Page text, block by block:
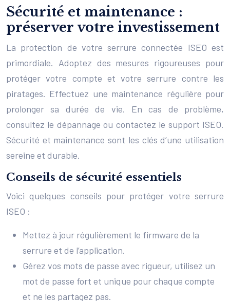
Sécurité et maintenance :
préserver votre investissement
La protection de votre serrure connectée ISEO est
primordiale. Adoptez des mesures rigoureuses pour
protéger votre compte et votre serrure contre les
piratages. Effectuez une maintenance régulière pour
prolonger sa durée de vie. En cas de problème,
consultez le dépannage ou contactez le support ISEO.
Sécurité et maintenance sont les clés d’une utilisation
sereine et durable.
Conseils de sécurité essentiels
Voici quelques conseils pour protéger votre serrure
ISEO :
Mettez à jour régulièrement le firmware de la
serrure et de l’application.
Gérez vos mots de passe avec rigueur, utilisez un
mot de passe fort et unique pour chaque compte
et ne les partagez pas.